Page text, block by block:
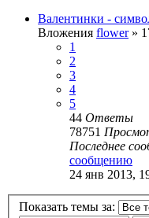
Валентинки -
Вложения flower»
1
2
3
4
5
44 Ответы
78751
Последнее
сообщению
24 янв 2013,
Показать темы за: